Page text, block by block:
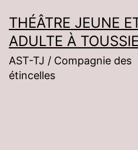
au
contenu
THÉÂTRE JEUNE
ADULTE À
AST-TJ / Compagnie des
étincelles